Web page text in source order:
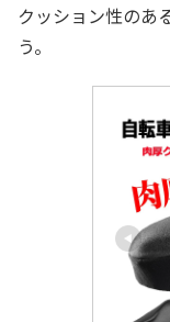
クッション性のあ
う。